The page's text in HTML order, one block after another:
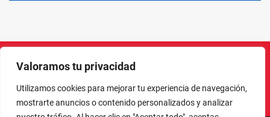
Valoramos tu privacidad
Utilizamos cookies para mejorar tu experiencia de navegación,
mostrarte anuncios o contenido personalizados y analizar
InstagramFacebook
X